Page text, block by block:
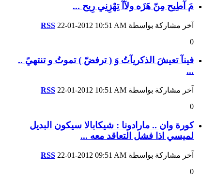
مَ آطِيح مِنّ هَزَه ولآآ تِهْزِنِي رِيح ...
آخر مشاركة بواسطة RSS 22-01-2012 10:51 AM
0
فينآ تعيشَ الذكريآتُ وَ ( ترفضّ ) تموتُ و تنتهيً ..
...
آخر مشاركة بواسطة RSS 22-01-2012 10:51 AM
0
كورة وان .. مارادونا : شيكابالا سيكون البديل
لميسي اذا فشل التعاقد معه ...
آخر مشاركة بواسطة RSS 22-01-2012 09:51 AM
0